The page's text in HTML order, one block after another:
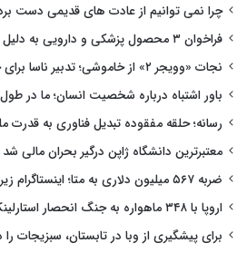
چرا نمی توانیم از عادت های قدیمی دست
فراخوان ۳ محصول پزشکی و دارویی به دلیل خطرهای کیفی و ایمنی
نجات «وویجر ۲» از خاموشی؛ تدبیر ناسا برای حفظ کاوشگر ۴۸ ساله
باور اشتباه درباره شخصیت انسان؛ ما در
رسانه؛ حلقه مفقوده تبدیل فناوری به قدرت
معتبرترین دانشگاه ژاپن درگیر بحران مالی شد
ضربه ۵۶۷ میلیون دلاری به متا؛ اینستاگرام زیر تیغ دادگاه
اروپا با ۳۴۸ ماهواره به جنگ انحصار استارلینک می‌رود
برای پیشگیری از وبا در تابستان، سبزیجات